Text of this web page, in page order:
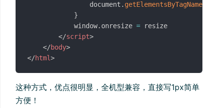
                document
. getElementsByTagName
}
            window
. onresize = resize
</script>
</body>
</html>
这种方式，优点很明显，全机型兼容，直接写1px简单
方便！